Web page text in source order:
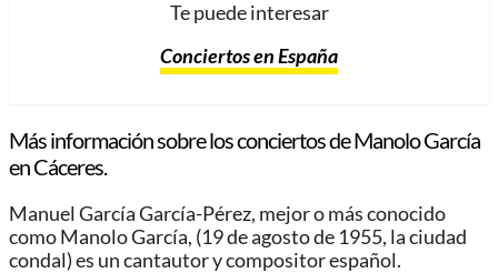
Te puede interesar
Conciertos en España
Más información sobre los conciertos de Manolo García
en Cáceres.
Manuel García García-Pérez, mejor o más conocido
como Manolo García, (19 de agosto de 1955, la ciudad
condal) es un cantautor y compositor español.